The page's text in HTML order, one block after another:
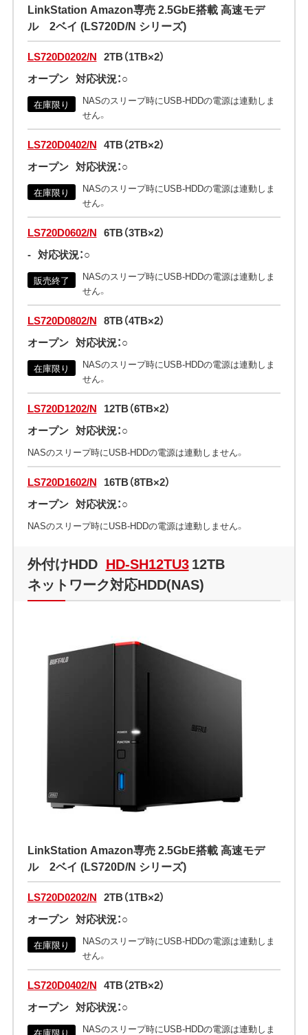
LinkStation Amazon専売 2.5GbE搭載 高速モデ
ル 2ベイ (LS720D/N シリーズ)
LS720D0202/N 2TB（1TB×2）
オープン 対応状況：○
在庫限り
NASのスリープ時にUSB-HDDの電源は連動しま
せん。
LS720D0402/N 4TB（2TB×2）
オープン 対応状況：○
在庫限り
NASのスリープ時にUSB-HDDの電源は連動しま
せん。
LS720D0602/N 6TB（3TB×2）
- 対応状況：○
販売終了
NASのスリープ時にUSB-HDDの電源は連動しま
せん。
LS720D0802/N 8TB（4TB×2）
オープン 対応状況：○
在庫限り
NASのスリープ時にUSB-HDDの電源は連動しま
せん。
LS720D1202/N 12TB（6TB×2）
オープン 対応状況：○
NASのスリープ時にUSB-HDDの電源は連動しません。
LS720D1602/N 16TB（8TB×2）
オープン 対応状況：○
NASのスリープ時にUSB-HDDの電源は連動しません。
外付けHDD HD-SH12TU312TB
ネットワーク対応HDD(NAS)
LinkStation Amazon専売 2.5GbE搭載 高速モデ
ル 2ベイ (LS720D/N シリーズ)
LS720D0202/N 2TB（1TB×2）
オープン 対応状況：○
在庫限り
NASのスリープ時にUSB-HDDの電源は連動しま
せん。
LS720D0402/N 4TB（2TB×2）
オープン 対応状況：○
NASのスリープ時にUSB-HDDの電源は連動しま